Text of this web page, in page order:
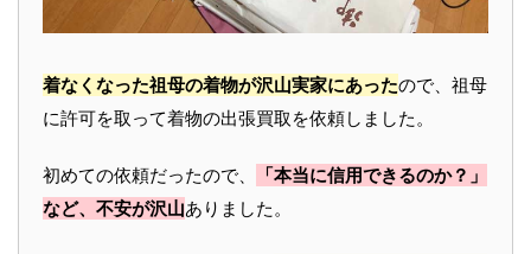
着なくなった祖母の着物が沢山実家にあったので、祖母
に許可を取って着物の出張買取を依頼しました。
初めての依頼だったので、
「本当に信用できるのか？」
など、不安が沢山ありました。